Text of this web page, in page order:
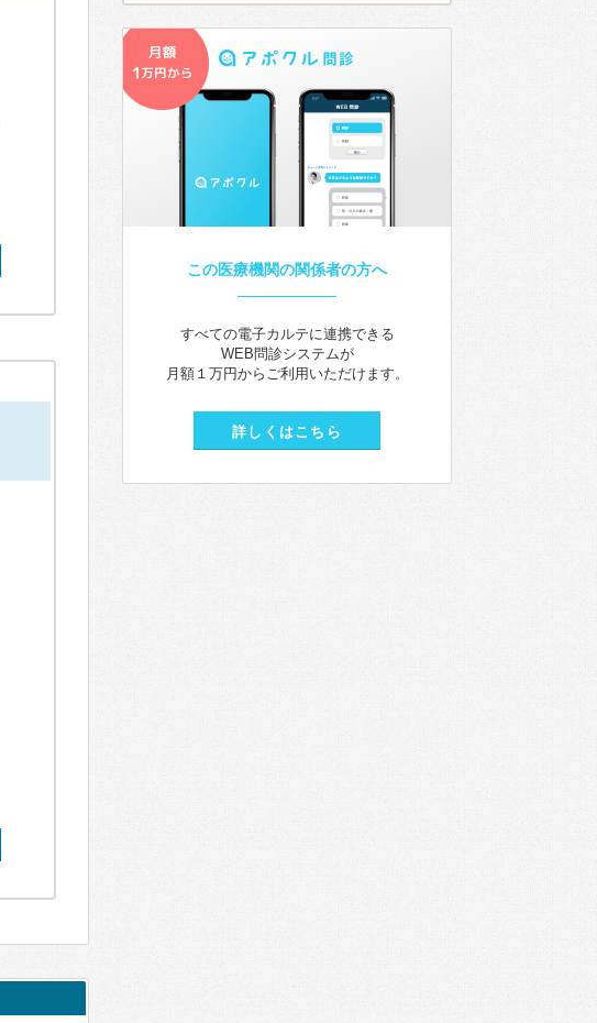
この医療機関の関係者の方へ
すべての電子カルテに連携できる
WEB問診システムが
月額１万円からご利用いただけます。
詳しくはこちら